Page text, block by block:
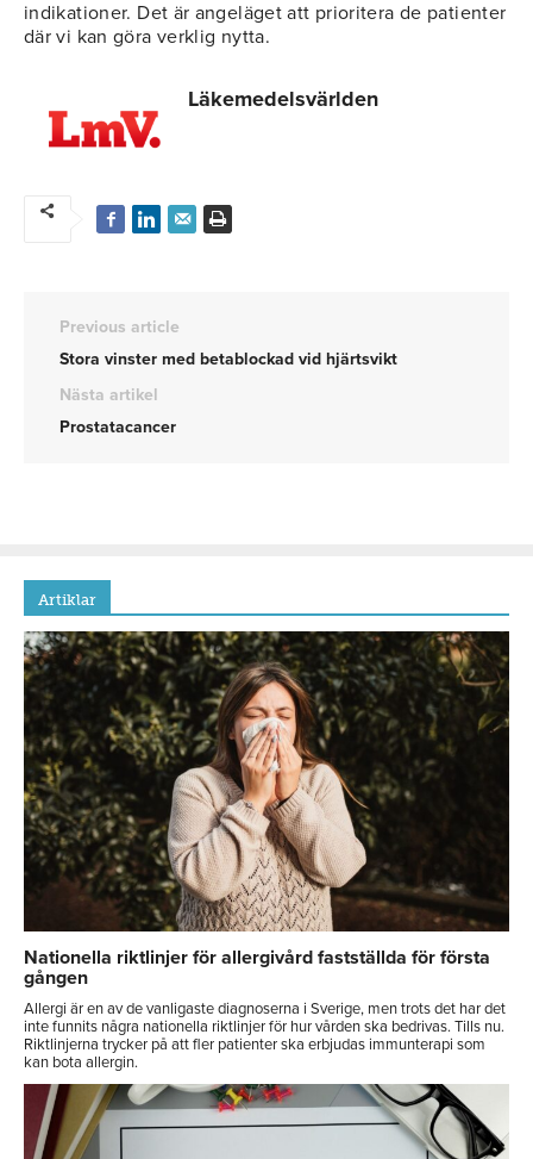
indikationer. Det är angeläget att prioritera de patienter
där vi kan göra verklig nytta.
Läkemedelsvärlden
Previous article
Stora vinster med betablockad vid hjärtsvikt
Nästa artikel
Prostatacancer
Artiklar
Nationella riktlinjer för allergivård fastställda för första
gången
Allergi är en av de vanligaste diagnoserna i Sverige, men trots det har det
inte funnits några nationella riktlinjer för hur vården ska bedrivas. Tills nu.
Riktlinjerna trycker på att fler patienter ska erbjudas immunterapi som
kan bota allergin.